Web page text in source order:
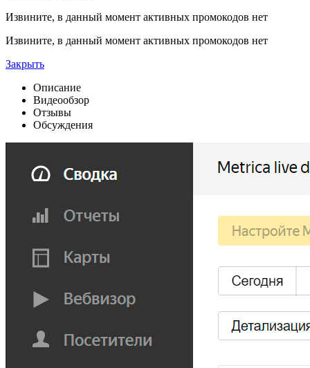
Извините, в данный момент активных промокодов нет
Извините, в данный момент активных промокодов нет
Закрыть
Описание
Видеообзор
Отзывы
Обсуждения